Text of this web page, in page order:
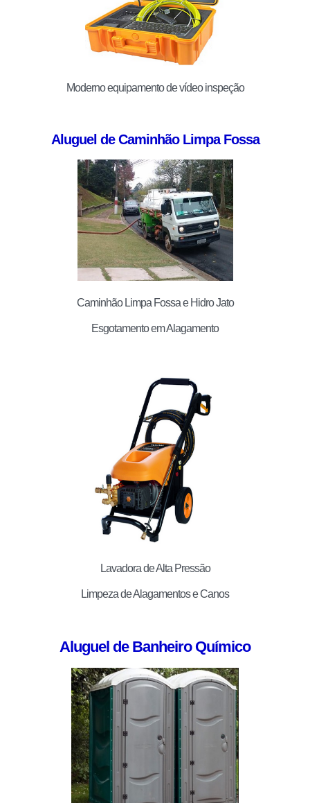
Moderno equipamento de vídeo inspeção
Aluguel de Caminhão Limpa Fossa
Caminhão Limpa Fossa e Hidro Jato
Esgotamento em Alagamento
Lavadora de Alta Pressão
Limpeza de Alagamentos e Canos
Aluguel de Banheiro Químico